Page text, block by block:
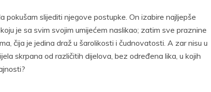
pokušam slijediti njegove postupke. On izabire najljepše
je sa svim svojim umijećem naslikao; zatim sve praznine
čija je jedina draž u šarolikosti i čudnovatosti. A zar nisu u
skrpana od različitih dijelova, bez određena lika, u kojih